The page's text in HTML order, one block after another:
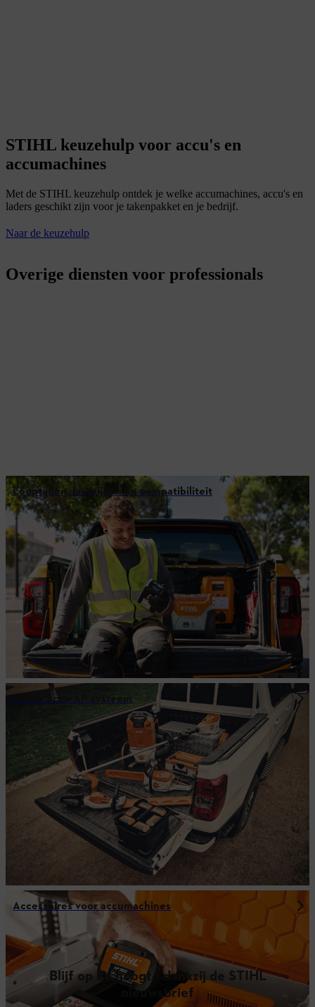
STIHL keuzehulp voor accu's en
accumachines
Met de STIHL keuzehulp ontdek je welke accumachines, accu's en
laders geschikt zijn voor je takenpakket en je bedrijf.
Naar de keuzehulp
Overige diensten voor professionals
Looptijden, laadtijden en compatibiliteit
STIHL accu AP systeem
Accessoires voor accumachines
Blijf op de hoogte dankzij de STIHL
nieuwsbrief